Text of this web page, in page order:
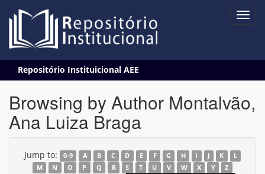
navigation
Repositório Instituicional AEE
Browsing by Author Montalvão,
Ana Luiza Braga
Jump to: 0-9 A B C D E F G H I J K
L
M
N O P Q R S T U V W X Y Z